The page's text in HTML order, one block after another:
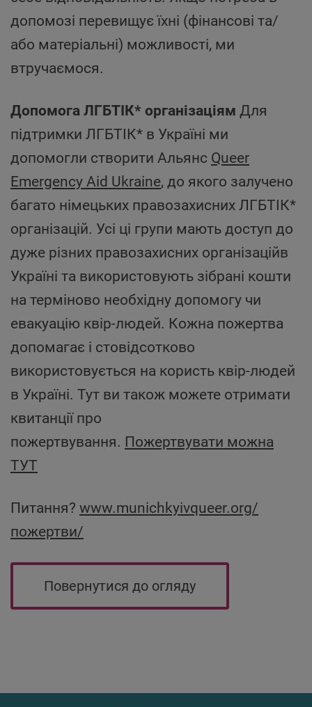
допомозі перевищує їхні (фінансові та/
або матеріальні) можливості, ми
втручаємося.
Допомога ЛГБТІК* організаціям Для
підтримки ЛГБТІК* в Україні ми
допомогли створити Альянс Queer
Emergency Aid Ukraine, до якого залучено
багато німецьких правозахисних ЛГБТІК*
організацій. Усі ці групи мають доступ до
дуже різних правозахисних організаційв
Україні та використовують зібрані кошти
на терміново необхідну допомогу чи
евакуацію квір-людей. Кожна пожертва
допомагає і стовідсотково
використовується на користь квір-людей
в Україні. Тут ви також можете отримати
квитанції про
пожертвування. Пожертвувати можна
ТУТ
Питання? www.munichkyivqueer.org/
пожертви/
Повернутися до огляду